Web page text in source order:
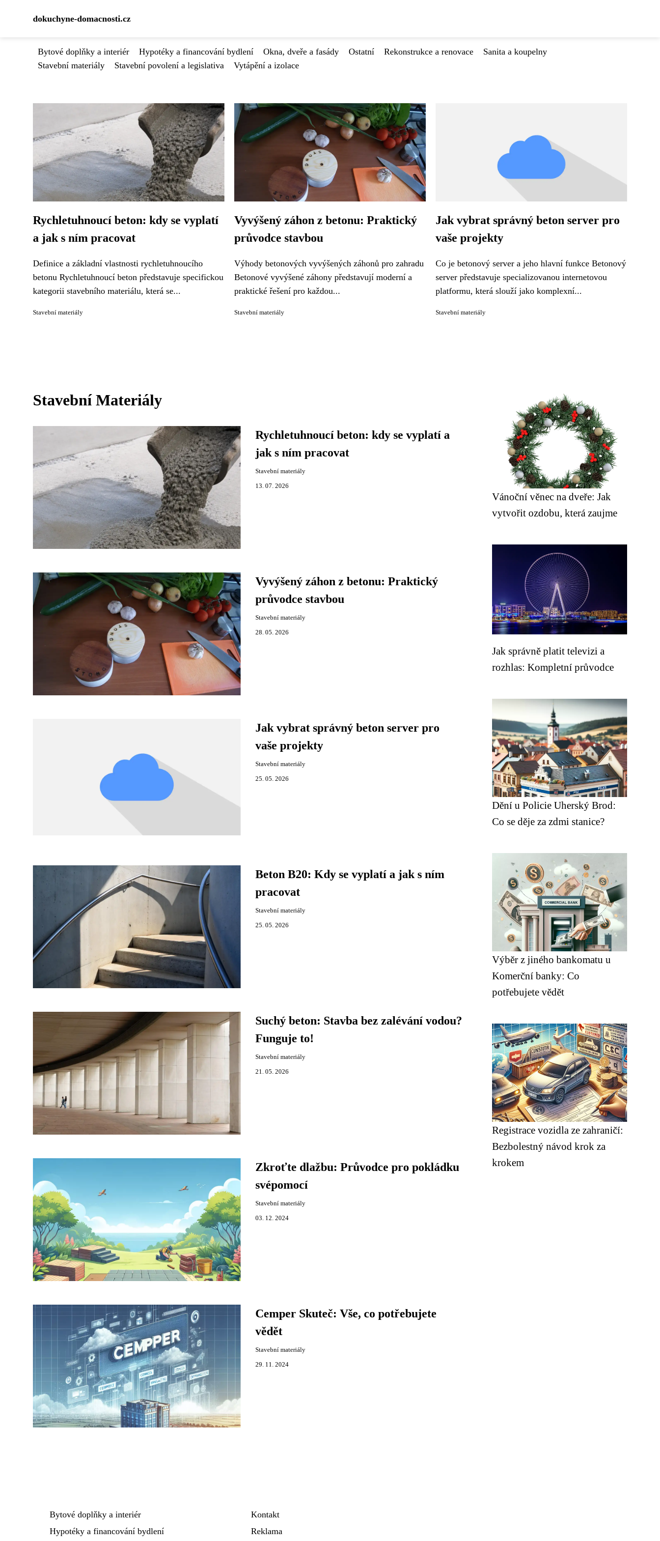
dokuchyne-domacnosti.cz
Bytové doplňky a interiér Hypotéky a financování bydlení Okna, dveře a fasády Ostatní Rekonstrukce a renovace
Sanita a koupelny
Stavební materiály
Stavební povolení a legislativa Vytápění a izolace
Rychletuhnoucí beton: kdy se vyplatí
a jak s ním pracovat
Definice a základní vlastnosti rychletuhnoucího
betonu Rychletuhnoucí beton představuje specifickou
kategorii stavebního materiálu, která se...
Stavební materiály
Vyvýšený záhon z betonu: Praktický
průvodce stavbou
Výhody betonových vyvýšených záhonů pro zahradu
Betonové vyvýšené záhony představují moderní a
praktické řešení pro každou...
Stavební materiály
Jak vybrat správný beton server pro
vaše projekty
Co je betonový server a jeho hlavní funkce Betonový
server představuje specializovanou internetovou
platformu, která slouží jako komplexní...
Stavební materiály
Stavební Materiály
Rychletuhnoucí beton: kdy se vyplatí a
jak s ním pracovat
Stavební materiály
13. 07. 2026
Vyvýšený záhon z betonu: Praktický
průvodce stavbou
Stavební materiály
28. 05. 2026
Jak vybrat správný beton server pro
vaše projekty
Stavební materiály
25. 05. 2026
Beton B20: Kdy se vyplatí a jak s ním
pracovat
Stavební materiály
25. 05. 2026
Suchý beton: Stavba bez zalévání vodou?
Funguje to!
Stavební materiály
21. 05. 2026
Zkroťte dlažbu: Průvodce pro pokládku
svépomocí
Stavební materiály
03. 12. 2024
Cemper Skuteč: Vše, co potřebujete
vědět
Stavební materiály
29. 11. 2024
Vánoční věnec na dveře: Jak
vytvořit ozdobu, která zaujme
Jak správně platit televizi a
rozhlas: Kompletní průvodce
Dění u Policie Uherský Brod:
Co se děje za zdmi stanice?
Výběr z jiného bankomatu u
Komerční banky: Co
potřebujete vědět
Registrace vozidla ze zahraničí:
Bezbolestný návod krok za
krokem
Bytové doplňky a interiér
Hypotéky a financování bydlení
Kontakt
Reklama